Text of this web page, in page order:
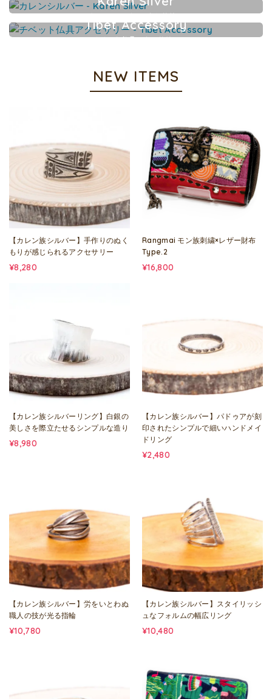
カレンシルバーアクセサリー
Tibet Accessory
チベット仏具アクセサリー
NEW ITEMS
【カレン族シルバー】手作りのぬく
もりが感じられるアクセサリー
¥8,280
Rangmai モン族刺繍×レザー財布
Type.2
¥16,800
【カレン族シルバーリング】白銀の
美しさを際立たせるシンプルな造り
¥8,980
【カレン族シルバー】パドゥアが刻
印されたシンプルで細いハンドメイ
ドリング
¥2,480
【カレン族シルバー】労をいとわぬ
職人の技が光る指輪
¥10,780
【カレン族シルバー】スタイリッシ
ュなフォルムの幅広リング
¥10,480